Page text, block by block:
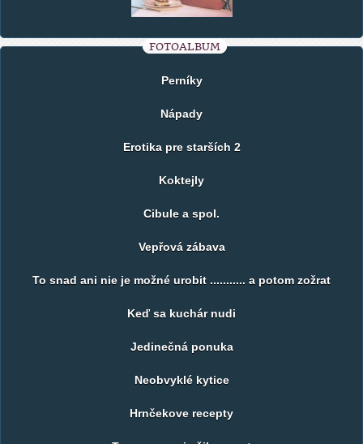
FOTOALBUM
Perníky
Nápady
Erotika pre starších 2
Koktejly
Cibule a spol.
Vepřová zábava
To snad ani nie je možné urobit ........... a potom zožrat
Keď sa kuchár nudi
Jedinečná ponuka
Neobvyklé kytice
Hrnčekove recepty